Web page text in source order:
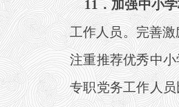
11．加强中小
工作人员。完善
注重推荐优秀中
专职党务工作人